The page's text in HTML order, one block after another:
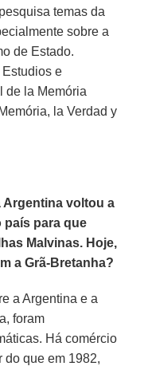
temas da
sobre a
de Estado.
Estudios e
de la Memória
la Verdad y
Argentina voltou a
país para que
Malvinas. Hoje,
a Grã-Bretanha?
a Argentina e a
foram
Há comércio
do que em 1982,